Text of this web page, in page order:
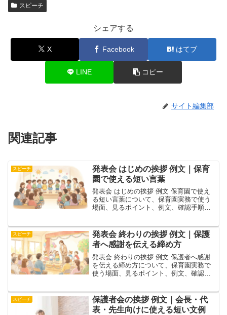
スピーチ
シェアする
X Facebook はてブ
LINE コピー
サイト編集部
関連記事
スピーチ
発表会 はじめの挨拶 例文｜保育
園で使える短い言葉
発表会 はじめの挨拶 例文 保育園で使え
る短い言葉について、保育園実務で使う
場面、見るポイント、例文、確認手順を
関連記事とあわせて園内で調整しやすい
形にまとめていま
スピーチ
発表会 終わりの挨拶 例文｜保護
者へ感謝を伝える締め方
発表会 終わりの挨拶 例文 保護者へ感謝
を伝える締め方について、保育園実務で
使う場面、見るポイント、例文、確認手
す。関連記事とあわせて園内で調整しや
すい形にまとめてい
スピーチ
保護者会の挨拶 例文｜会長・代
表・先生向けに使える短い文例